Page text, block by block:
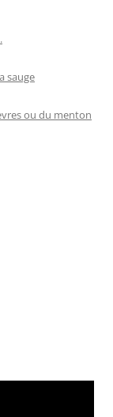
sauge
ou du menton